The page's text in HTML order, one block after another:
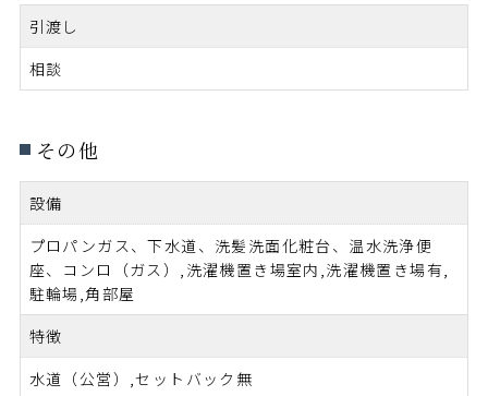
引渡し
相談
その他
設備
プロパンガス、下水道、洗髪洗面化粧台、温水洗浄便
座、コンロ（ガス）,洗濯機置き場室内,洗濯機置き場有,
駐輪場,角部屋
特徴
水道（公営）,セットバック無